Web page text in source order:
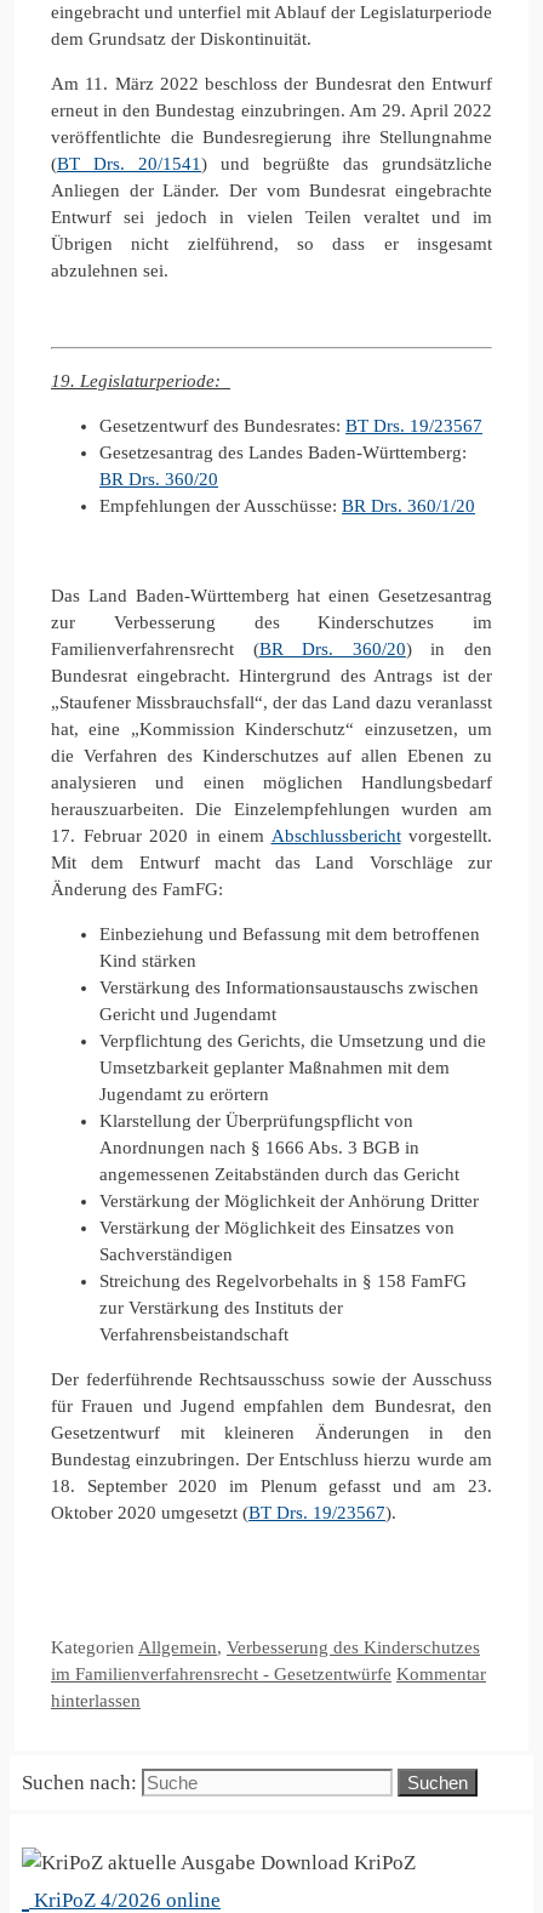
eingebracht und unterfiel mit Ablauf der Legislaturperiode
dem Grundsatz der Diskontinuität.
Am 11. März 2022 beschloss der Bundesrat den Entwurf
erneut in den Bundestag einzubringen. Am 29. April 2022
veröffentlichte die Bundesregierung ihre Stellungnahme
(BT Drs. 20/1541) und begrüßte das grundsätzliche
Anliegen der Länder. Der vom Bundesrat eingebrachte
Entwurf sei jedoch in vielen Teilen veraltet und im
Übrigen nicht zielführend, so dass er insgesamt
abzulehnen sei.
19. Legislaturperiode:
Gesetzentwurf des Bundesrates: BT Drs. 19/23567
Gesetzesantrag des Landes Baden-Württemberg:
BR Drs. 360/20
Empfehlungen der Ausschüsse: BR Drs. 360/1/20
Das Land Baden-Württemberg hat einen Gesetzesantrag
zur Verbesserung des Kinderschutzes im
Familienverfahrensrecht (BR Drs. 360/20) in den
Bundesrat eingebracht. Hintergrund des Antrags ist der
„Staufener Missbrauchsfall“, der das Land dazu veranlasst
hat, eine „Kommission Kinderschutz“ einzusetzen, um
die Verfahren des Kinderschutzes auf allen Ebenen zu
analysieren und einen möglichen Handlungsbedarf
herauszuarbeiten. Die Einzelempfehlungen wurden am
17. Februar 2020 in einem Abschlussberichtvorgestellt.
Mit dem Entwurf macht das Land Vorschläge zur
Änderung des FamFG:
Einbeziehung und Befassung mit dem betroffenen
Kind stärken
Verstärkung des Informationsaustauschs zwischen
Gericht und Jugendamt
Verpflichtung des Gerichts, die Umsetzung und die
Umsetzbarkeit geplanter Maßnahmen mit dem
Jugendamt zu erörtern
Klarstellung der Überprüfungspflicht von
Anordnungen nach § 1666 Abs. 3 BGB in
angemessenen Zeitabständen durch das Gericht
Verstärkung der Möglichkeit der Anhörung Dritter
Verstärkung der Möglichkeit des Einsatzes von
Sachverständigen
Streichung des Regelvorbehalts in § 158 FamFG
zur Verstärkung des Instituts der
Verfahrensbeistandschaft
Der federführende Rechtsausschuss sowie der Ausschuss
für Frauen und Jugend empfahlen dem Bundesrat, den
Gesetzentwurf mit kleineren Änderungen in den
Bundestag einzubringen. Der Entschluss hierzu wurde am
18. September 2020 im Plenum gefasst und am 23.
Oktober 2020 umgesetzt (BT Drs. 19/23567).
Kategorien Allgemein, Verbesserung des Kinderschutzes
im Familienverfahrensrecht - Gesetzentwürfe Kommentar
hinterlassen
Suchen nach:
KriPoZ
KriPoZ 4/2026 online